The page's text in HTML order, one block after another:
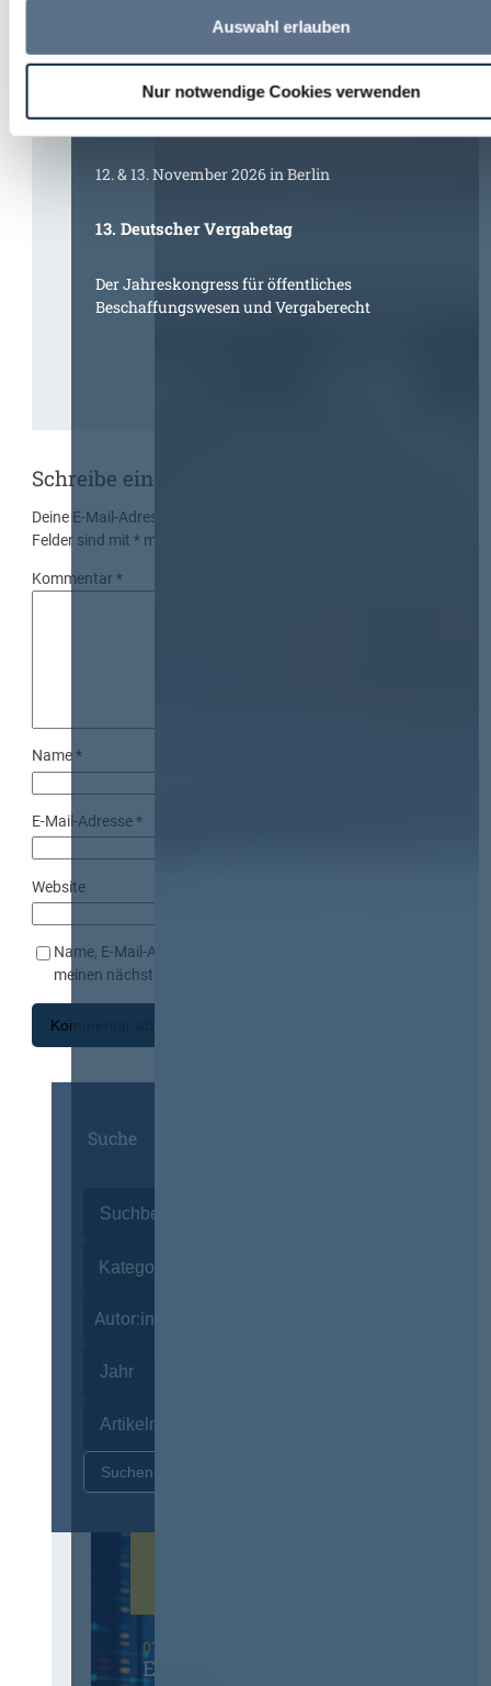
Auswahl erlauben
Nur notwendige Cookies verwenden
Druckansicht
12. & 13. November 2026 in Berlin
13. Deutscher Vergabetag
Der Jahreskongress für öffentliches
Beschaffungswesen und Vergaberecht
Schreibe einen Kommentar
Deine E-Mail-Adresse wird nicht veröffentlicht.
Felder sind mit* markiert
Kommentar*
Name*
E-Mail-Adresse*
Website
Name, E-Mail-Adresse und Website in diesem Browser für
meinen nächsten Kommentar speichern.
Suche
Autor:innen
07. Oktober 2026 in Berlin
EVB-IT Thementag